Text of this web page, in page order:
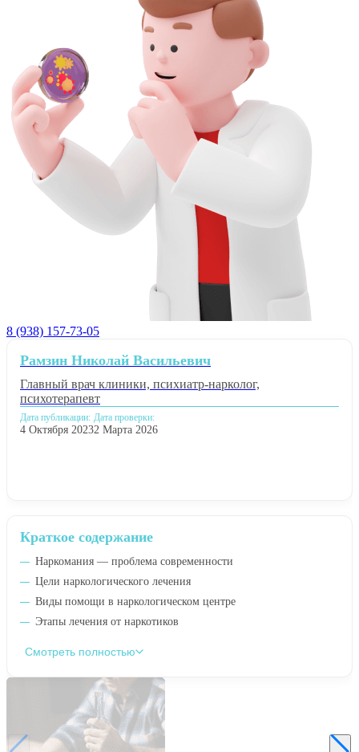
8 (938) 157-73-05
Краткое содержание
Наркомания — проблема современности
Цели наркологического лечения
Виды помощи в наркологическом центре
Этапы лечения от наркотиков
Смотреть полностью
Рамзин Николай Васильевич
Главный врач клиники, психиатр-нарколог,
психотерапевт
Дата публикации:
4 Октября 2023
Дата проверки:
2 Марта 2026